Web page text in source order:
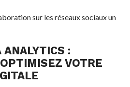
sur les réseaux sociaux un
:
VOTRE